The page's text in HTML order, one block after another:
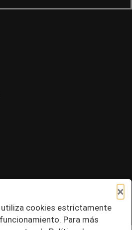
Por favor llame para información sobre alergias.
×
cookies estrictamente
Para más